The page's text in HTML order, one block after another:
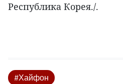
Республика Корея./.
#Хайфон